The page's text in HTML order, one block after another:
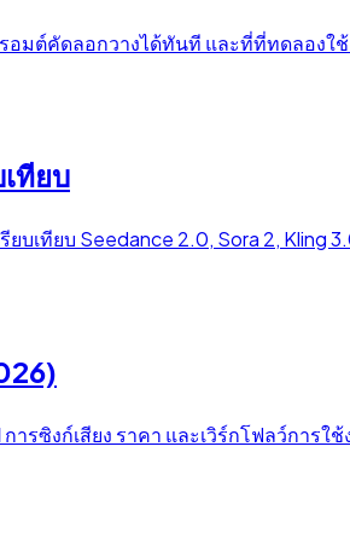
อมต์คัดลอกวางได้ทันที และที่ที่ทดลองใ
ทียบ
เทียบ Seedance 2.0, Sora 2, Kling
รซิงก์เสียง ราคา และเวิร์กโฟลว์การใช้